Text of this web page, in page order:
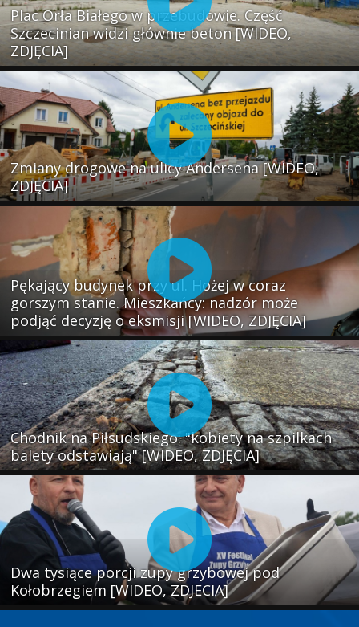
Plac Orła Białego w przebudowie. Część
Szczecinian widzi głównie beton [WIDEO,
ZDJĘCIA]
Zmiany drogowe na ulicy Andersena [WIDEO,
ZDJĘCIA]
Pękający budynek przy ul. Hożej w coraz
gorszym stanie. Mieszkańcy: nadzór może
podjąć decyzję o eksmisji [WIDEO, ZDJĘCIA]
Chodnik na Piłsudskiego: "kobiety na szpilkach
balety odstawiają" [WIDEO, ZDJĘCIA]
Dwa tysiące porcji zupy grzybowej pod
Kołobrzegiem [WIDEO, ZDJECIA]